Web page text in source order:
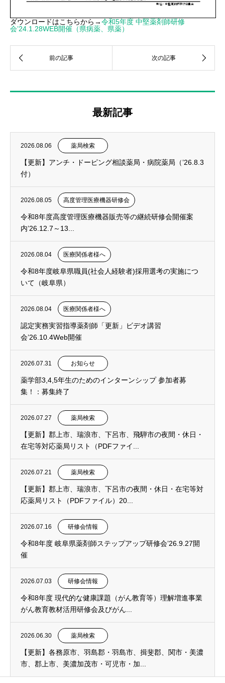
ダウンロードはこちらから→令和5年度 中堅薬剤師研修
会’24.1.28WEB開催（県病薬、県薬）
最新記事
2026.08.06 薬局検索
【更新】アンチ・ドーピング相談薬局・病院薬局（’26.8.3
付）
2026.08.05 高度管理医療機器研修会
令和8年度高度管理医療機器販売等の継続研修会開催案
内’26.12.7～13...
2026.08.04 医療関係者様へ
令和8年度岐阜県職員(社会人経験者)採用選考の実施につ
いて（岐阜県）
2026.08.04 医療関係者様へ
認定実務実習指導薬剤師「更新」ビデオ講習
会’26.10.4Web開催
2026.07.31 お知らせ
薬学部3,4,5年生のためのインターンシップ 参加者募
集！：募集終了
2026.07.27 薬局検索
【更新】郡上市、瑞浪市、下呂市、飛騨市の夜間・休日・
在宅等対応薬局リスト（PDFファイ...
2026.07.21 薬局検索
【更新】郡上市、瑞浪市、下呂市の夜間・休日・在宅等対
応薬局リスト（PDFファイル）20...
2026.07.16 研修会情報
令和8年度 岐阜県薬剤師ステップアップ研修会’26.9.27開
催
2026.07.03 研修会情報
令和8年度 現代的な健康課題（がん教育等）理解増進事業
がん教育教材活用研修会及びがん...
2026.06.30 薬局検索
【更新】各務原市、羽島郡・羽島市、揖斐郡、関市・美濃
市、郡上市、美濃加茂市・可児市・加...